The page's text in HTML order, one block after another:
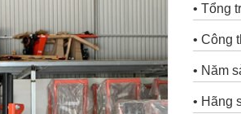
• Tổng
• Công
• Năm
• Hãng